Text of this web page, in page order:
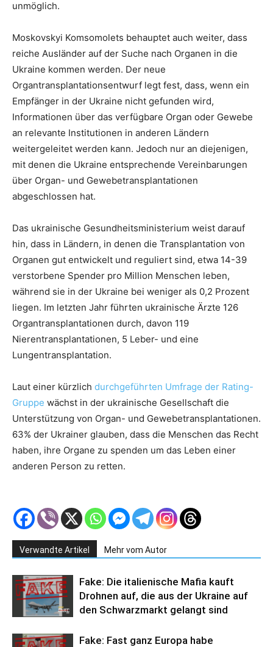
unmöglich.
Moskovskyi Komsomolets behauptet auch weiter, dass
reiche Ausländer auf der Suche nach Organen in die
Ukraine kommen werden. Der neue
Organtransplantationsentwurf legt fest, dass, wenn ein
Empfänger in der Ukraine nicht gefunden wird,
Informationen über das verfügbare Organ oder Gewebe
an relevante Institutionen in anderen Ländern
weitergeleitet werden kann. Jedoch nur an diejenigen,
mit denen die Ukraine entsprechende Vereinbarungen
über Organ- und Gewebetransplantationen
abgeschlossen hat.
Das ukrainische Gesundheitsministerium weist darauf
hin, dass in Ländern, in denen die Transplantation von
Organen gut entwickelt und reguliert sind, etwa 14-39
verstorbene Spender pro Million Menschen leben,
während sie in der Ukraine bei weniger als 0,2 Prozent
liegen. Im letzten Jahr führten ukrainische Ärzte 126
Organtransplantationen durch, davon 119
Nierentransplantationen, 5 Leber- und eine
Lungentransplantation.
Laut einer kürzlich durchgeführten Umfrage der Rating-
Gruppe wächst in der ukrainische Gesellschaft die
Unterstützung von Organ- und Gewebetransplantationen.
63% der Ukrainer glauben, dass die Menschen das Recht
haben, ihre Organe zu spenden um das Leben einer
anderen Person zu retten.
Verwandte Artikel Mehr vom Autor
Fake: Die italienische Mafia kauft
Drohnen auf, die aus der Ukraine auf
den Schwarzmarkt gelangt sind
Fake: Fast ganz Europa habe